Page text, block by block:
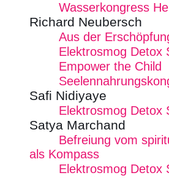
Wasserkongress
Richard Neubersch
Aus der
Elektrosmog Detox
Empower the Child
Safi Nidiyaye
Elektrosmog Detox
Satya Marchand
Befreiung vom
als Kompass
Elektrosmog Detox